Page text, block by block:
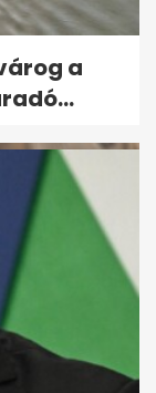
derültek ki
a